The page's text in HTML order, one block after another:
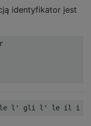
identyfikator jest